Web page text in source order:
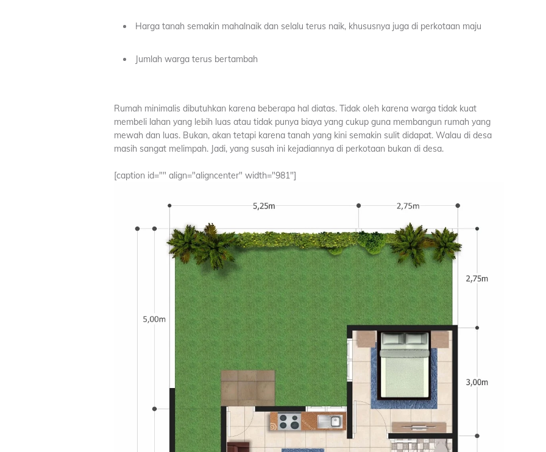
Harga tanah semakin mahalnaik dan selalu terus naik, khususnya juga di perkotaan maju
Jumlah warga terus bertambah
Rumah minimalis dibutuhkan karena beberapa hal diatas. Tidak oleh karena warga tidak kuat
membeli lahan yang lebih luas atau tidak punya biaya yang cukup guna membangun rumah yang
mewah dan luas. Bukan, akan tetapi karena tanah yang kini semakin sulit didapat. Walau di desa
masih sangat melimpah. Jadi, yang susah ini kejadiannya di perkotaan bukan di desa.
[caption id="" align="aligncenter" width="981"]